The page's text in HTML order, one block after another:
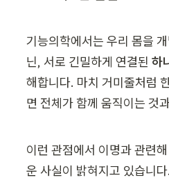
기능의학에서는 우리 몸을
닌, 서로 긴밀하게 연결된 하
해합니다. 마치 거미줄처럼
면 전체가 함께 움직이는 것
이런 관점에서 이명과 관련
운 사실이 밝혀지고 있습니다.